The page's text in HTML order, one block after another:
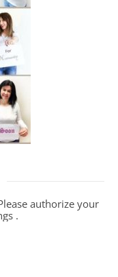
authorize your
.